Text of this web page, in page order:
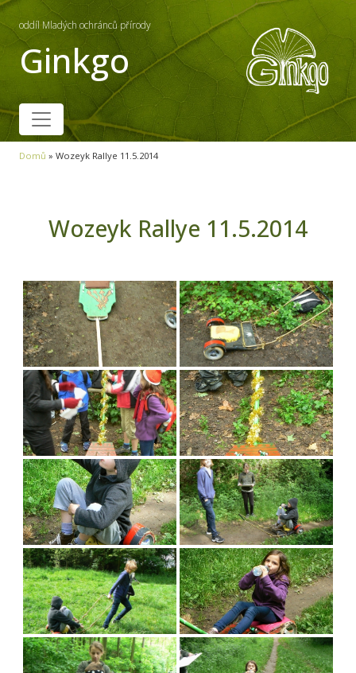
oddíl Mladých ochránců přírody
Ginkgo
Domů » Wozeyk Rallye 11.5.2014
Wozeyk Rallye 11.5.2014